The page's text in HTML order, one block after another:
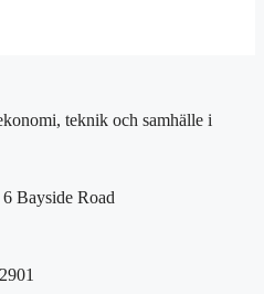
teknik och samhälle i
Bayside Road